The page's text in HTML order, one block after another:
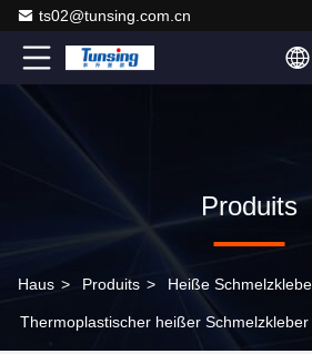
ts02@tunsing.com.cn
Produits
Haus > Produits > Heiße
Thermoplastischer heißer